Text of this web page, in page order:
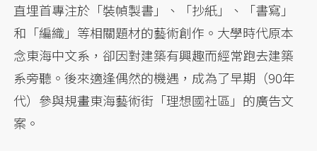
直埋首專注於「裝幀製書」、「抄紙」、「書寫」
和「編織」等相關題材的藝術創作。大學時代原本
念東海中文系，卻因對建築有興趣而經常跑去建築
系旁聽。後來適逢偶然的機遇，成為了早期（90年
代）參與規畫東海藝術街「理想國社區」的廣告文
案。